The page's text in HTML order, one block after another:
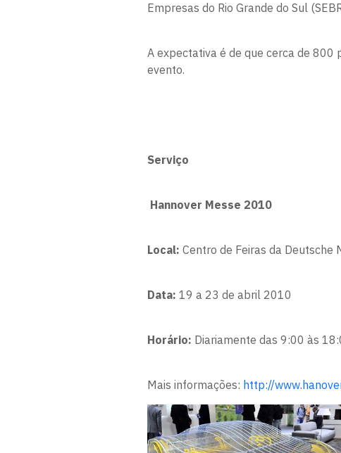
Empresas do Rio Grande do Sul
A expectativa é de que cerca de
evento.
Serviço
Hannover Messe 2010
Local: Centro de Feiras da Deutsche
Data: 19 a 23 de abril 2010
Horário: Diariamente das 9:00 às
Mais informações: http://